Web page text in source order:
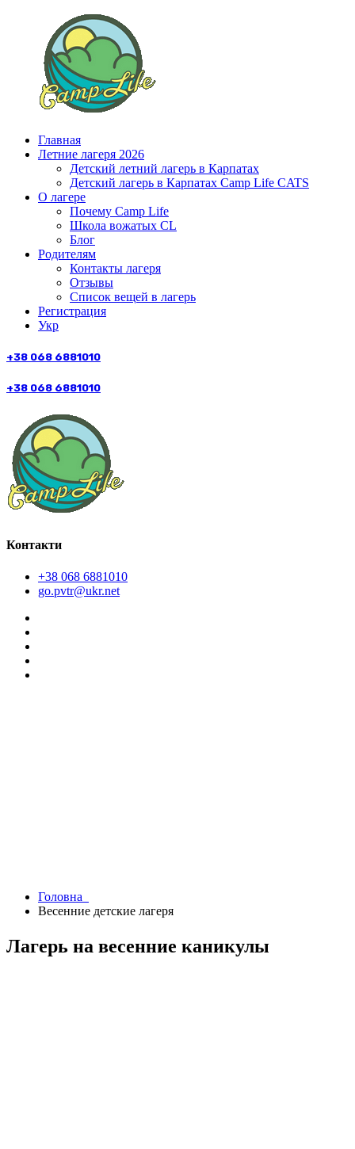
Главная
Летние лагеря 2026
Детский летний лагерь в Карпатах
Детский лагерь в Карпатах Сamp Life CATS
О лагере
Почему Camp Life
Школа вожатых CL
Блог
Родителям
Контакты лагеря
Отзывы
Список вещей в лагерь
Регистрация
Укр
+38 068 6881010
+38 068 6881010
Контакти
+38 068 6881010
go.pvtr@ukr.net
Головна
Весенние детские лагеря
Лагерь на весенние каникулы